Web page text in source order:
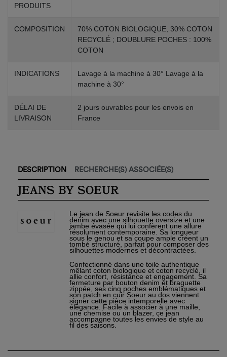
Créer une liste d'envies ×
Nom de la liste d'envies
×
Vous devez être connecté pour ajouter des produits à
PRODUITS
COMPOSITION
70% COTON BIOLOGIQUE, 30% COTON
RECYCLÉ ; DOUBLURE POCHES : 100%
COTON
INDICATIONS
Lavage à la machine à 30° Lavage à la
machine à 30°
DÉLAI DE
LIVRAISON
2 jours ouvrables pour les envois en
France
DESCRIPTION RECHERCHE(S) ASSOCIÉE(S)
JEANS BY SOEUR
Le jean de Soeur revisite les codes du
denim avec une silhouette oversize et une
jambe évasée qui lui confèrent une allure
résolument contemporaine. Sa longueur
sous le genou et sa coupe ample créent un
tombé structuré, parfait pour composer des
silhouettes modernes et décontractées.
Confectionné dans une toile authentique
mêlant coton biologique et coton recyclé, il
allie confort, résistance et engagement. Sa
fermeture par bouton denim et braguette
zippée, ses cinq poches emblématiques et
son patch en cuir Soeur au dos viennent
signer cette pièce intemporelle avec
élégance. Facile à associer à une maille,
une chemise ou un blazer, ce jean
accompagne toutes les envies de style au
fil des saisons.